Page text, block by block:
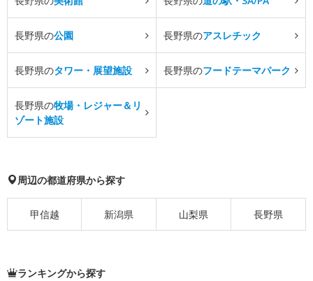
長野県の公園 長野県のアスレチック
長野県のタワー・展望施設 長野県のフードテーマパーク
長野県の牧場・レジャー＆リ
ゾート施設
周辺の都道府県から探す
甲信越 新潟県 山梨県 長野県
ランキングから探す